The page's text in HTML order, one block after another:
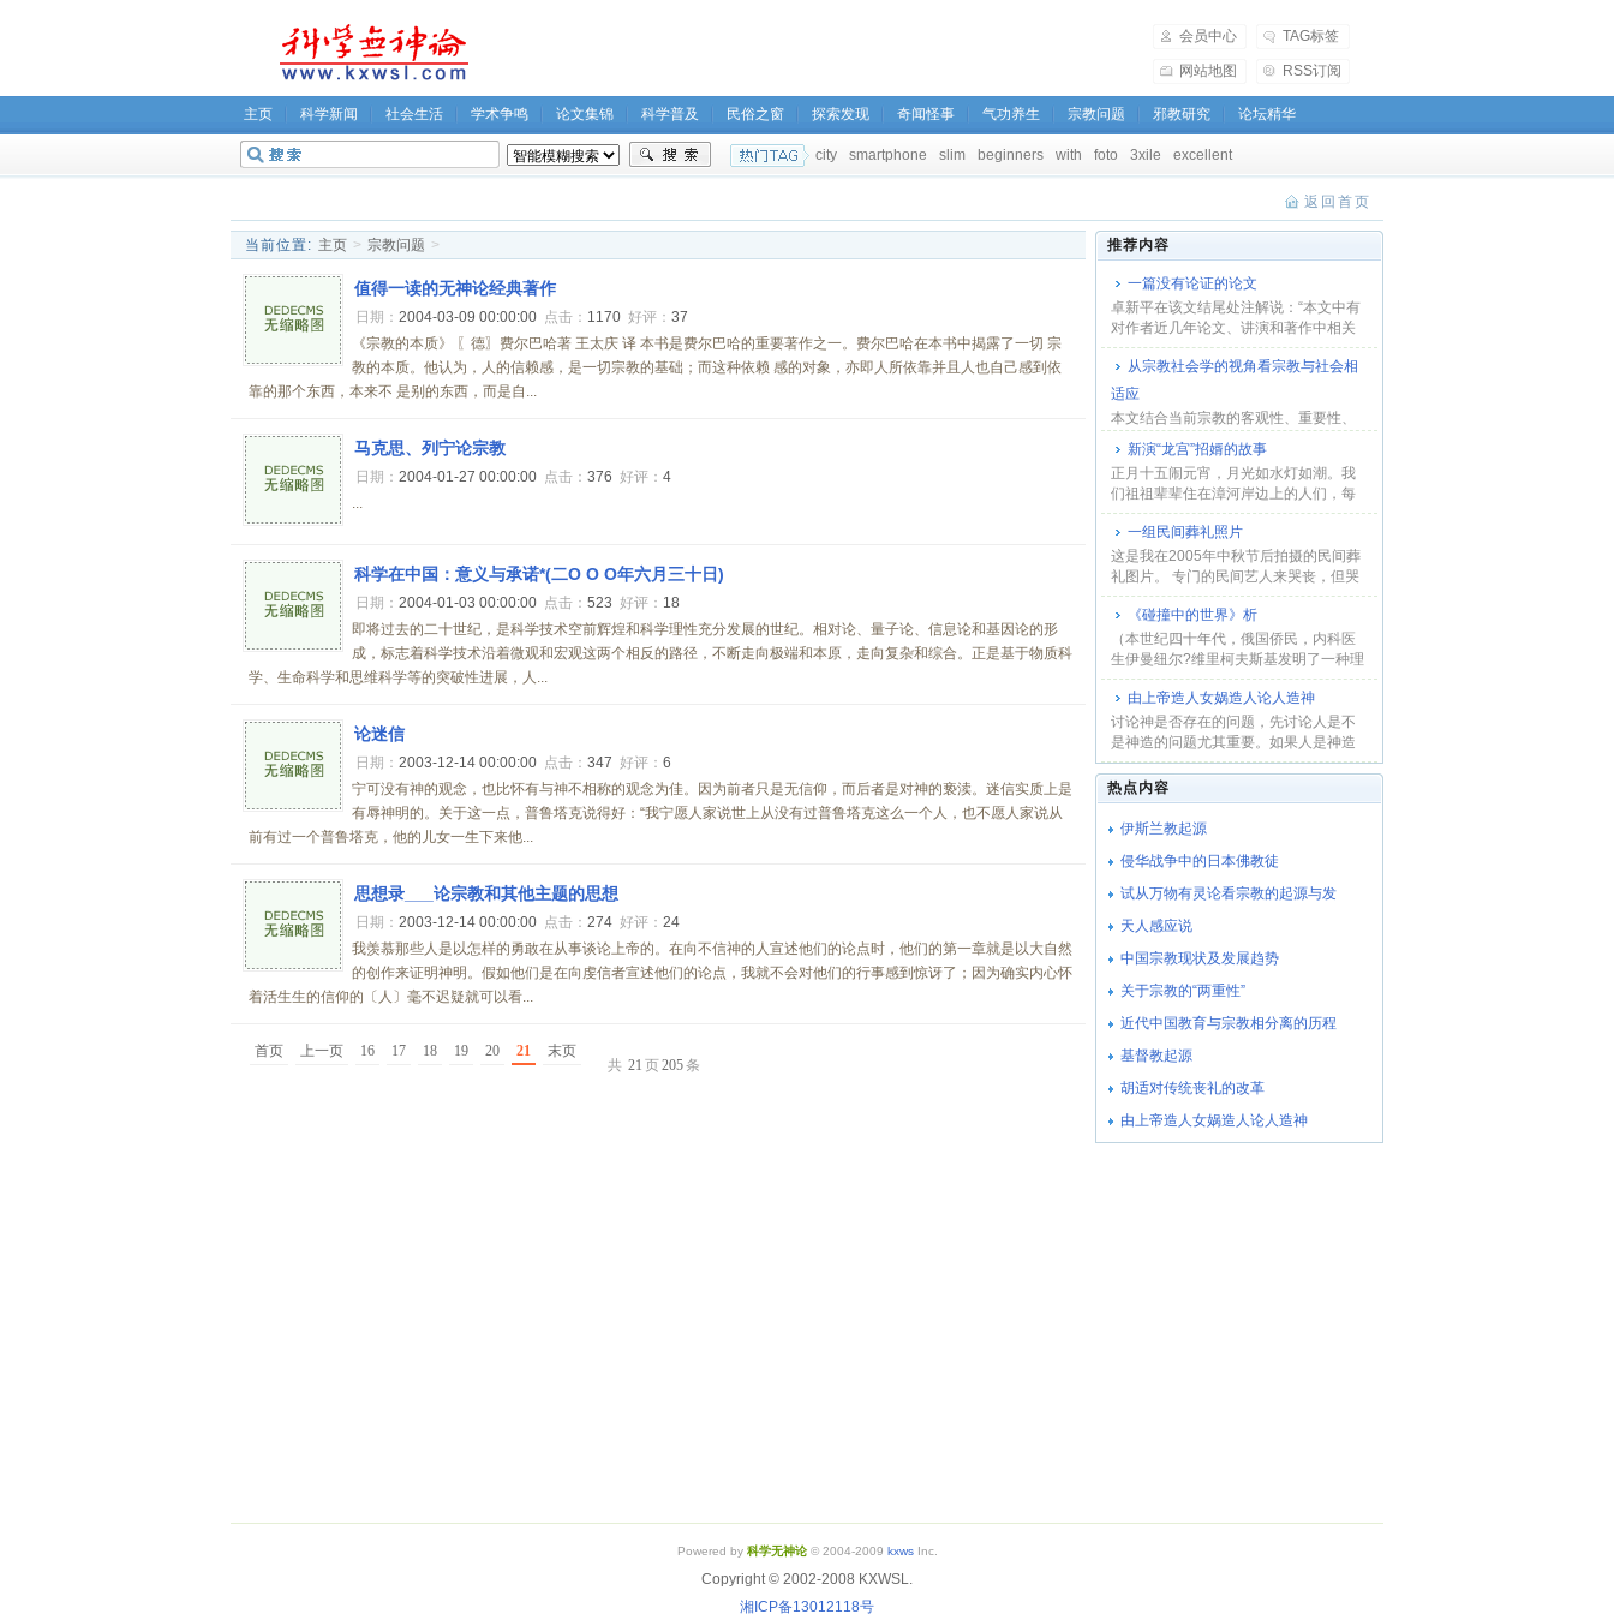
会员中心 TAG标签
网站地图 RSS订阅
主页 科学新闻 社会生活 学术争鸣 论文集锦 科学普及 民俗之窗 探索发现 奇闻怪事 气功养生 宗教问题 邪教研究 论坛精华
无神论坛 city smartphone slim beginners with foto 3xile excellent
返回首页
当前位置: 主页 > 宗教问题 >
值得一读的无神论经典著作
日期： 2004-03-09 00:00:00 点击： 1170 好评： 37
《宗教的本质》 〖德〗费尔巴哈著 王太庆 译 本书是费尔巴哈的重要著作之一。费尔巴哈在本书中揭露了一切 宗
教的本质。他认为，人的信赖感，是一切宗教的基础；而这种依赖 感的对象，亦即人所依靠并且人也自己感到依
靠的那个东西，本来不 是别的东西，而是自...
马克思、列宁论宗教
日期： 2004-01-27 00:00:00 点击： 376 好评： 4
...
科学在中国：意义与承诺*(二O O O年六月三十日)
日期： 2004-01-03 00:00:00 点击： 523 好评： 18
即将过去的二十世纪，是科学技术空前辉煌和科学理性充分发展的世纪。相对论、量子论、信息论和基因论的形
成，标志着科学技术沿着微观和宏观这两个相反的路径，不断走向极端和本原，走向复杂和综合。正是基于物质科
学、生命科学和思维科学等的突破性进展，人...
论迷信
日期： 2003-12-14 00:00:00 点击： 347 好评： 6
宁可没有神的观念，也比怀有与神不相称的观念为佳。因为前者只是无信仰，而后者是对神的亵渎。迷信实质上是
有辱神明的。关于这一点，普鲁塔克说得好：“我宁愿人家说世上从没有过普鲁塔克这么一个人，也不愿人家说从
前有过一个普鲁塔克，他的儿女一生下来他...
思想录___论宗教和其他主题的思想
日期： 2003-12-14 00:00:00 点击： 274 好评： 24
我羡慕那些人是以怎样的勇敢在从事谈论上帝的。在向不信神的人宣述他们的论点时，他们的第一章就是以大自然
的创作来证明神明。假如他们是在向虔信者宣述他们的论点，我就不会对他们的行事感到惊讶了；因为确实内心怀
着活生生的信仰的〔人〕毫不迟疑就可以看...
首页 上一页 16 17 18 19 20 21
末页
共 21 页205条
推荐内容
一篇没有论证的论文
卓新平在该文结尾处注解说：“本文中有
对作者近几年论文、讲演和著作中相关
观点的综...
从宗教社会学的视角看宗教与社会相
适应
本文结合当前宗教的客观性、重要性、
排他性等特性，并援引联合国的有关材
料和国外一些...
新演“龙宫”招婿的故事
正月十五闹元宵，月光如水灯如潮。我
们祖祖辈辈住在漳河岸边上的人们，每
年元宵节，为...
一组民间葬礼照片
这是我在2005年中秋节后拍摄的民间葬
礼图片。 专门的民间艺人来哭丧，但哭
是假，讨钱...
《碰撞中的世界》析
（本世纪四十年代，俄国侨民，内科医
生伊曼纽尔?维里柯夫斯基发明了一种理
论，用地球...
由上帝造人女娲造人论人造神
讨论神是否存在的问题，先讨论人是不
是神造的问题尤其重要。如果人是神造
的，人就没有...
热点内容
伊斯兰教起源
侵华战争中的日本佛教徒
试从万物有灵论看宗教的起源与发
天人感应说
中国宗教现状及发展趋势
关于宗教的“两重性”
近代中国教育与宗教相分离的历程
基督教起源
胡适对传统丧礼的改革
由上帝造人女娲造人论人造神
Powered by 科学无神论© 2004-2009 kxwsInc.
Copyright © 2002-2008 KXWSL.
湘ICP备13012118号